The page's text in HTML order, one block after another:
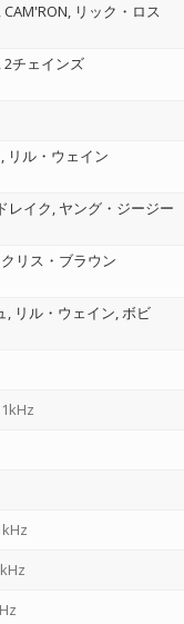
CAM'RON リック・ロス
2チェインズ
リル・ウェイン
ドレイク ヤング・ジージー
クリス・ブラウン
リル・ウェイン ボビ